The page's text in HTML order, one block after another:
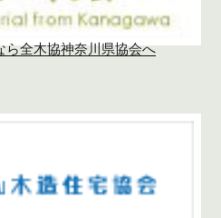
ら全木協神奈川県協会へ